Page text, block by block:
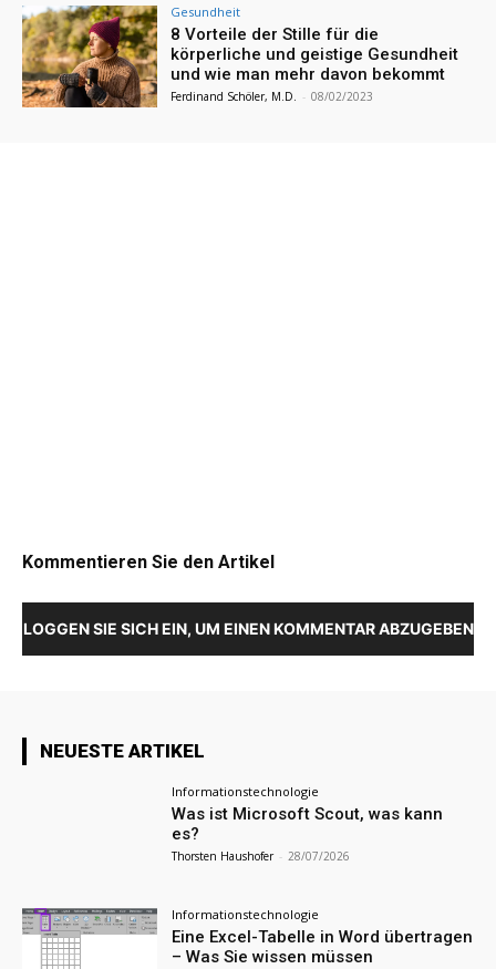
Gesundheit
8 Vorteile der Stille für die
körperliche und geistige Gesundheit
und wie man mehr davon bekommt
Ferdinand Schöler, M.D. - 08/02/2023
Kommentieren Sie den Artikel
LOGGEN SIE SICH EIN, UM EINEN KOMMENTAR ABZUGEBEN
NEUESTE ARTIKEL
Informationstechnologie
Was ist Microsoft Scout, was kann
es?
Thorsten Haushofer - 28/07/2026
Informationstechnologie
Eine Excel-Tabelle in Word übertragen
– Was Sie wissen müssen